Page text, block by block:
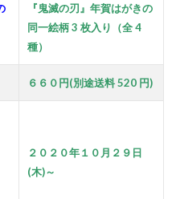
『鬼滅の刃』年賀はがきの
同一絵柄 3 枚入り（全 4
種）
６６０円(別途送料 520 円)
２０２０年１０月２９日
(木)～